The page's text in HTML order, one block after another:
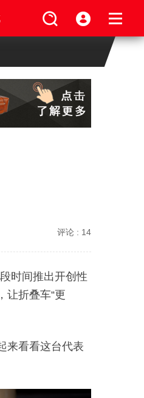
评论 : 14
时间推出开创性
让折叠车“更
来看看这台代表